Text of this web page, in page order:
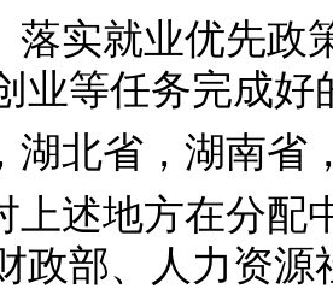
落实就业优先政
业等任务完成好
湖北省，湖南省
上述地方在分配
政部、人力资源